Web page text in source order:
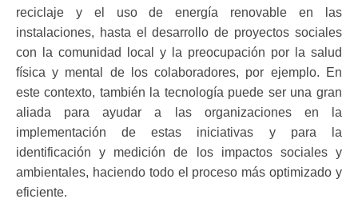
reciclaje y el uso de energía renovable en las
instalaciones, hasta el desarrollo de proyectos sociales
con la comunidad local y la preocupación por la salud
física y mental de los colaboradores, por ejemplo. En
este contexto, también la tecnología puede ser una gran
aliada para ayudar a las organizaciones en la
implementación de estas iniciativas y para la
identificación y medición de los impactos sociales y
ambientales, haciendo todo el proceso más optimizado y
eficiente.